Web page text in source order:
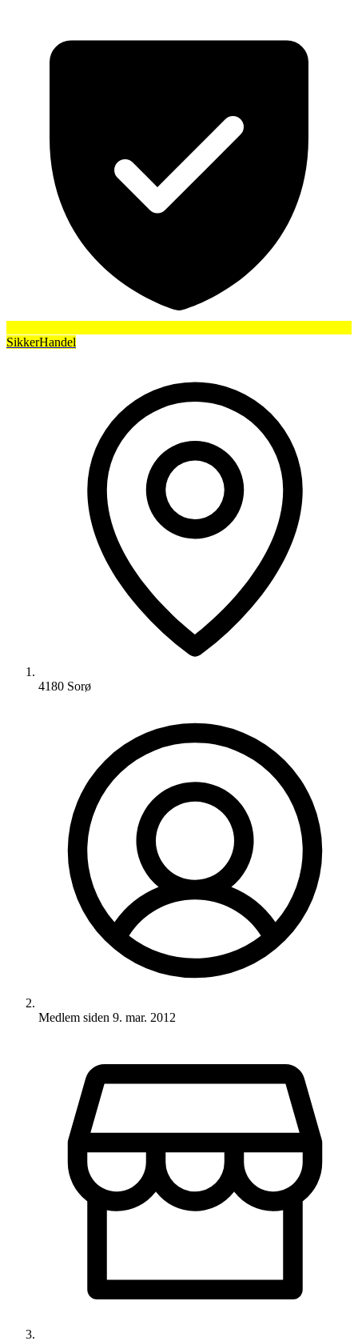
SikkerHandel
4180 Sorø
Medlem siden 9. mar. 2012